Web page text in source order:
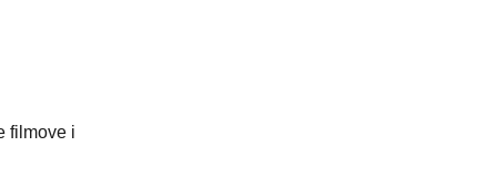
filmove i